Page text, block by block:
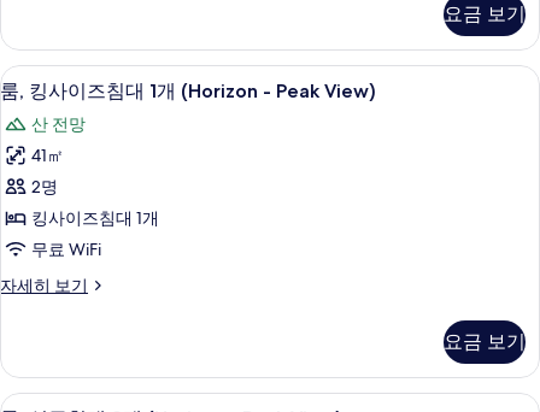
전
망
사
진
모
두
보
기
침
대
2
개,
항
구
망
자
세
히
보
요금 보기
룸,
킹
사
이
즈
침
대
1
8
룸, 킹사이즈침대 1개 (Horizon - Peak View)
산 전망
41㎡
2명
킹사이즈침대 1개
무료 WiFi
자세히 보기
룸,
즈
침
요금 보기
룸,
룸, 싱글침대 2개 (Horizon - Peak